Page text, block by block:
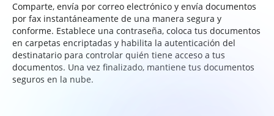
Comparte, envía por correo electrónico y envía documentos
por fax instantáneamente de una manera segura y
conforme. Establece una contraseña, coloca tus documentos
en carpetas encriptadas y habilita la autenticación del
destinatario para controlar quién tiene acceso a tus
documentos. Una vez finalizado, mantiene tus documentos
seguros en la nube.